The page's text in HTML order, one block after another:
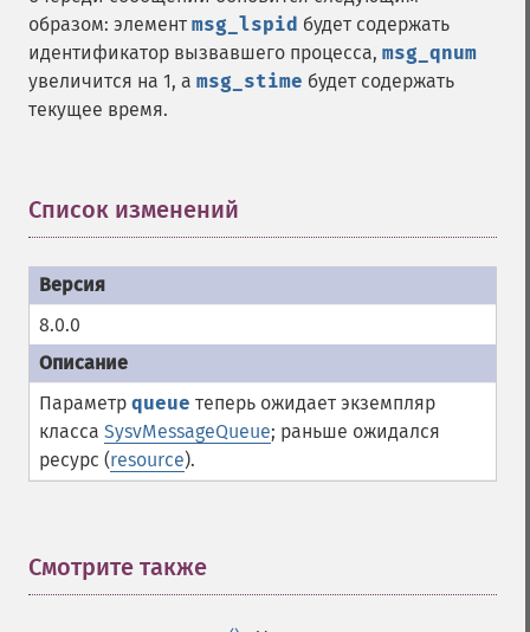
образом: элемент msg_lspid будет содержать
идентификатор вызвавшего процесса, msg_qnum
увеличится на 1, а msg_stime будет содержать
текущее время.
Список изменений
8.0.0
Параметр queue теперь ожидает экземпляр
класса SysvMessageQueue; раньше ожидался
ресурс (resource).
Смотрите также